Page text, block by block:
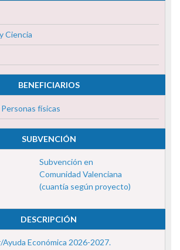
Ciencia
BENEFICIARIOS
físicas
SUBVENCIÓN
Subvención en
Comunidad Valenciana
(cuantía según proyecto)
DESCRIPCIÓN
Económica 2026-2027.